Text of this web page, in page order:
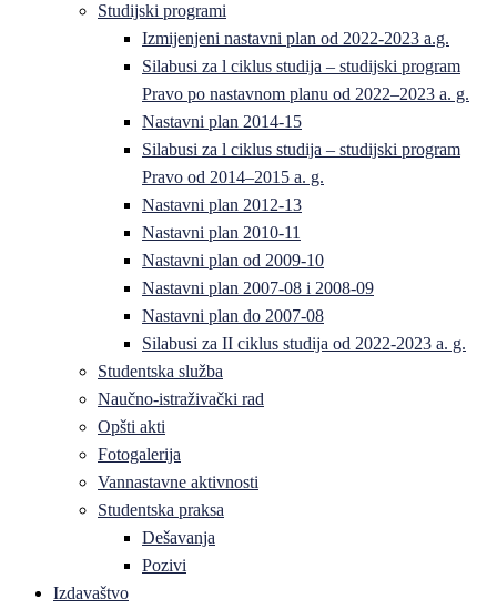
Studijski programi
Izmijenjeni nastavni plan od 2022-2023 a.g.
Silabusi za l ciklus studija – studijski program
Pravo po nastavnom planu od 2022–2023 a. g.
Nastavni plan 2014-15
Silabusi za l ciklus studija – studijski program
Pravo od 2014–2015 a. g.
Nastavni plan 2012-13
Nastavni plan 2010-11
Nastavni plan od 2009-10
Nastavni plan 2007-08 i 2008-09
Nastavni plan do 2007-08
Silabusi za II ciklus studija od 2022-2023 a. g.
Studentska služba
Naučno-istraživački rad
Opšti akti
Fotogalerija
Vannastavne aktivnosti
Studentska praksa
Dešavanja
Pozivi
Izdavaštvo